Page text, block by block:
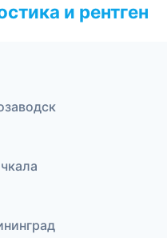
и рентген